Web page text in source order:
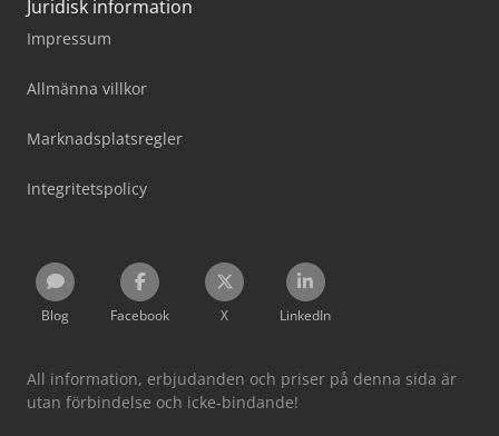
Juridisk information
Impressum
Allmänna villkor
Marknadsplatsregler
Integritetspolicy
Blog Facebook X LinkedIn
All information, erbjudanden och priser på denna sida är
utan förbindelse och icke-bindande!